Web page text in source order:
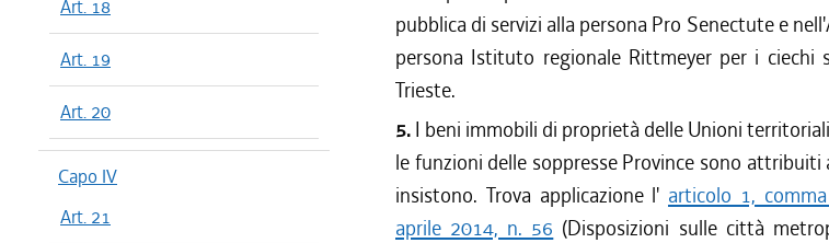
Art. 18
Art. 19
Art. 20
Capo IV
Art. 21
pubblica di servizi alla persona Pro Senectute e
persona Istituto regionale Rittmeyer per i ciechi
Trieste.
5. I beni immobili di proprietà delle Unioni
le funzioni delle soppresse Province sono
insistono. Trova applicazione l' articolo 1,
aprile 2014, n. 56 (Disposizioni sulle città